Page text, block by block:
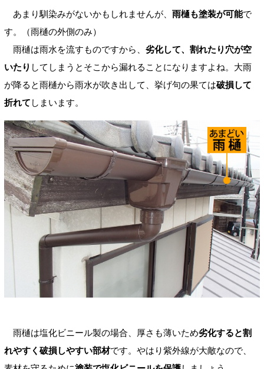
あまり馴染みがないかもしれませんが、 雨樋も塗装が可能で
す。（雨樋の外側のみ）
雨樋は雨水を流すものですから、 劣化して、割れたり穴が空
いたり してしまうとそこから漏れることになりますよね。大雨
が降ると雨樋から雨水が吹き出して、挙げ句の果ては破損して
折れて しまいます。
雨樋は塩化ビニール製の場合、厚さも薄いため劣化すると割
れやすく破損しやすい部材です。やはり紫外線が大敵なので、